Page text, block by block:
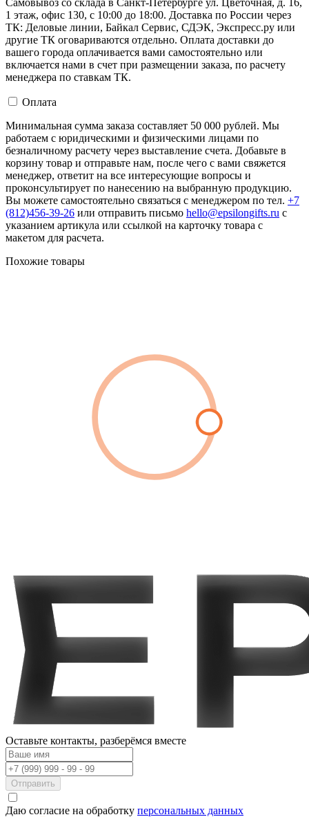
1 этаж, офис 130, с 10:00 до 18:00. Доставка по России через
ТК: Деловые линии, Байкал Сервис, СДЭК, Экспресс.ру или
другие ТК оговариваются отдельно. Оплата доставки до
вашего города оплачивается вами самостоятельно или
включается нами в счет при размещении заказа, по расчету
менеджера по ставкам ТК.
Оплата
Минимальная сумма заказа составляет 50 000 рублей. Мы
работаем с юридическими и физическими лицами по
безналичному расчету через выставление счета. Добавьте в
корзину товар и отправьте нам, после чего с вами свяжется
менеджер, ответит на все интересующие вопросы и
проконсультирует по нанесению на выбранную продукцию.
Вы можете самостоятельно связаться с менеджером по тел. +7
(812)456-39-26 или отправить письмо hello@epsilongifts.ru с
указанием артикула или ссылкой на карточку товара с
макетом для расчета.
Похожие товары
Оставьте контакты, разберёмся вместе
Отправить
Даю согласие на обработку персональных данных